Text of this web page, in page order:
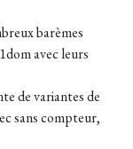
barèmes
avec leurs
de variantes de
sans compteur,